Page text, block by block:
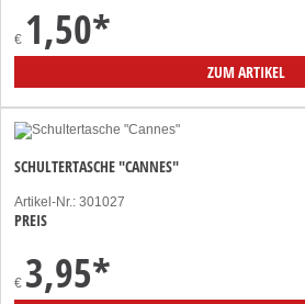
€ 1,50*
ZUM ARTIKEL
SCHULTERTASCHE "CANNES"
Artikel-Nr.: 301027
PREIS
€ 3,95*